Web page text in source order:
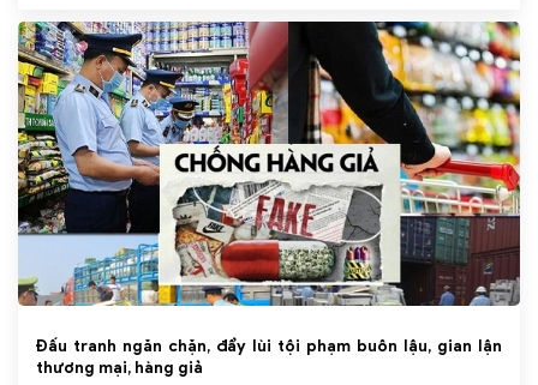
Đấu tranh ngăn chặn, đẩy lùi tội phạm buôn lậu, gian lận
thương mại, hàng giả